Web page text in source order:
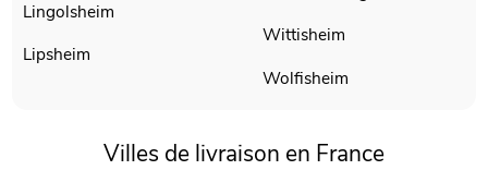
Lingolsheim
Lipsheim
Wittisheim
Wolfisheim
Villes de livraison en France